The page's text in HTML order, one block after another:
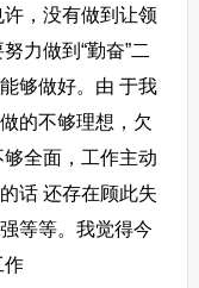
，没有做到让领
力做到“勤奋”二
够做好。由 于我
的不够理想，欠
全面，工作主动
话 还存在顾此失
等等。我觉得今
作